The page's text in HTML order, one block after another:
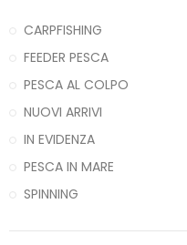
CARPFISHING
FEEDER PESCA
PESCA AL COLPO
NUOVI ARRIVI
IN EVIDENZA
PESCA IN MARE
SPINNING